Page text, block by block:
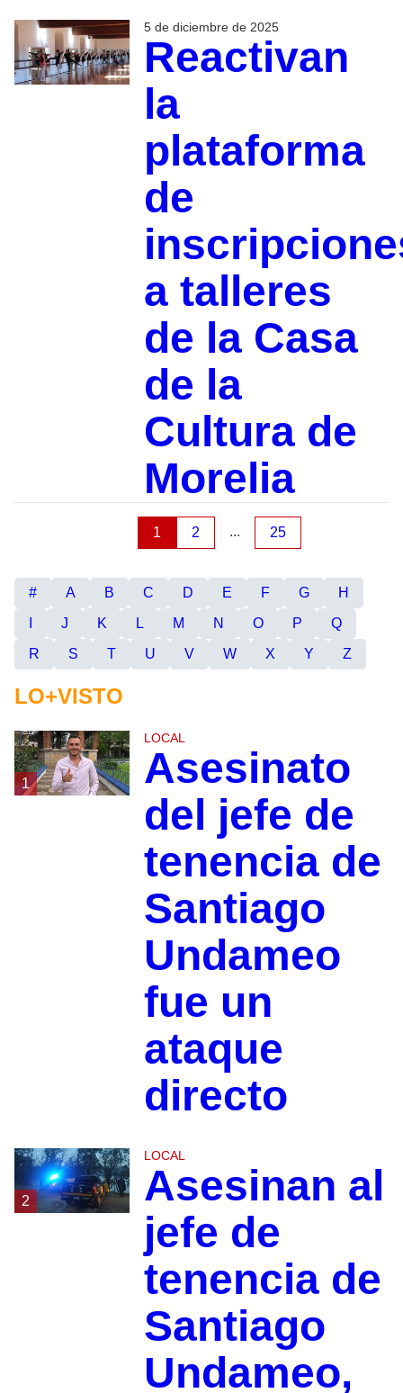
5 de diciembre de 2025
Reactivan
la
plataforma
de
a talleres
de la Casa
de la
Cultura de
Morelia
1 2 ... 25
# A B C D E F G
H
J K L M N O P
Q
R
S T U V W X Y Z
LO+VISTO
1
LOCAL
Asesinato
del jefe de
tenencia de
Santiago
Undameo
fue un
ataque
directo
2
LOCAL
Asesinan al
jefe de
tenencia de
Santiago
Undameo,